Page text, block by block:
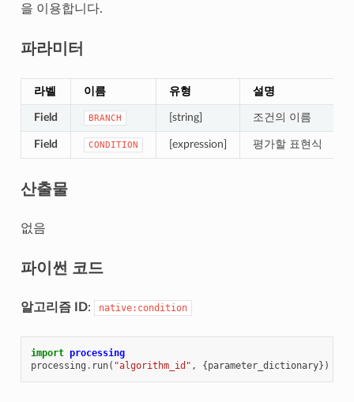
을 이용합니다.
파라미터
라벨 이름 유형 설명
Field BRANCH [string] 조건의 이름
Field CONDITION [expression] 평가할 표현식
산출물
없음
파이썬 코드
알고리즘 ID: native:condition
import processing
processing . run( "algorithm_id" , {parameter_dictionary})